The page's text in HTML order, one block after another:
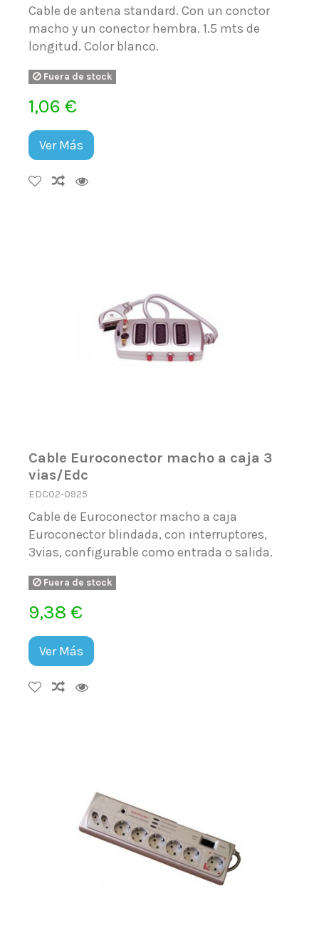
Cable de antena standard. Con un conctor
macho y un conector hembra. 1.5 mts de
longitud. Color blanco.
Fuera de stock
1,06 €
Ver Más
Cable Euroconector macho a caja 3
vias/Edc
EDC02-0925
Cable de Euroconector macho a caja
Euroconector blindada, con interruptores,
3vias, configurable como entrada o salida.
Fuera de stock
9,38 €
Ver Más